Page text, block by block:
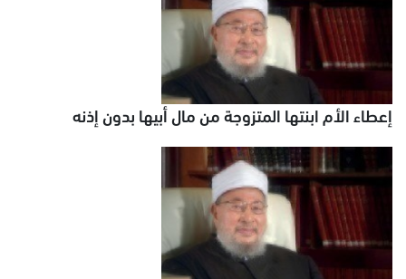
إعطاء الأم ابنتها المتزوجة من مال أبيها بدون إذنه